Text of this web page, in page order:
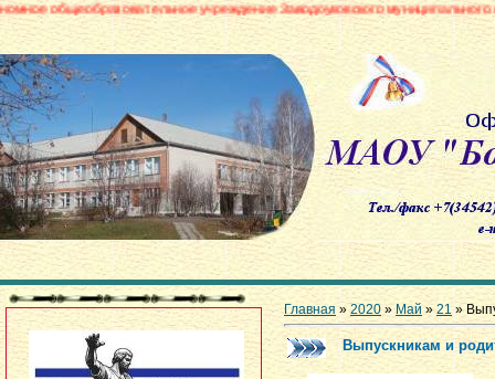
учреждение Заводоуковского муниципального округа
Главная »2020 » Май » 21 »
Выпускникам и